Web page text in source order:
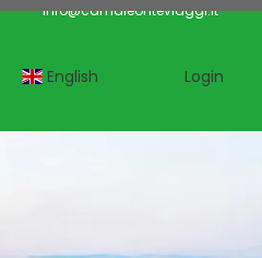
info@camaleonteviaggi.it
English Login